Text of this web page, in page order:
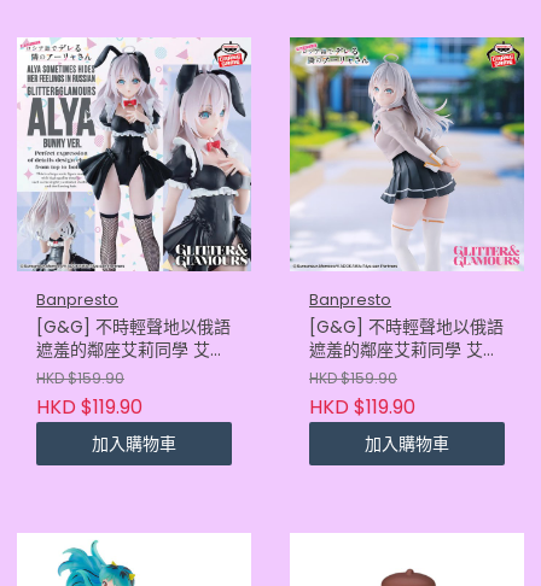
Banpresto
[G&G] 不時輕聲地以俄語
遮羞的鄰座艾莉同學 艾莉
莎 兔女郎造型
HKD $159.90
HKD $119.90
加入購物車
Banpresto
[G&G] 不時輕聲地以俄語
遮羞的鄰座艾莉同學 艾莉
莎 校服造型
HKD $159.90
HKD $119.90
加入購物車